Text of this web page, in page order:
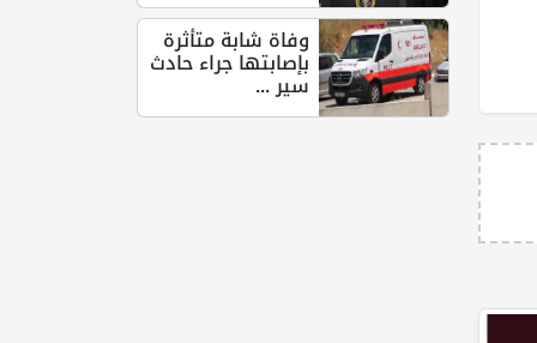
وفاة شابة متأثرة
بإصابتها جراء حادث
سير ...